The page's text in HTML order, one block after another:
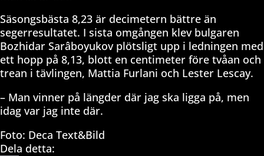
Säsongsbästa 8,23 är decimetern bättre än
segerresultatet. I sista omgången klev bulgaren
Bozhidar Sarâboyukov plötsligt upp i ledningen med
ett hopp på 8,13, blott en centimeter före tvåan och
trean i tävlingen, Mattia Furlani och Lester Lescay.
– Man vinner på längder där jag ska ligga på, men
idag var jag inte där.
Foto: Deca Text&Bild
Dela detta: